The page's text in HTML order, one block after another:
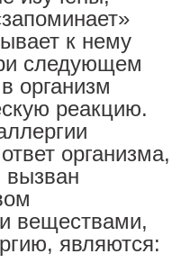
к нему
следующем
организм
реакцию.
организма,
вызван
веществами,
являются: